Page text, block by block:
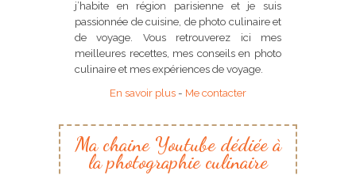
j’habite en région parisienne et je suis
passionnée de cuisine, de photo culinaire et
de voyage. Vous retrouverez ici mes
meilleures recettes, mes conseils en photo
culinaire et mes expériences de voyage.
En savoir plus - Me contacter
Ma chaine Youtube dédiée à
la photographie culinaire